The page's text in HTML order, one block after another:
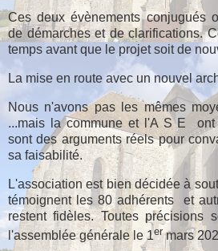
Ces deux évènements conjugués
de démarches et de clarifications.
temps avant que le projet soit de
La mise en route avec un nouvel
Nous n'avons pas les mêmes
...mais la commune et l'A S E
sont des arguments réels pour
sa faisabilité.
L'association est bien décidée à
témoignent les 80 adhérents
et
restent fidèles. Toutes précisions
l'assemblée générale le 1ermars